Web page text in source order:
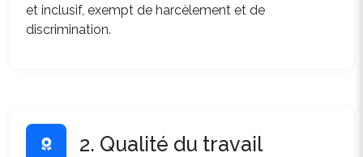
et inclusif, exempt de harcèlement et de
discrimination.
2. Qualité du travail